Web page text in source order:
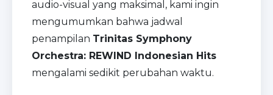
audio-visual yang maksimal, kami ingin
mengumumkan bahwa jadwal
penampilan Trinitas Symphony
Orchestra: REWIND Indonesian Hits
mengalami sedikit perubahan waktu.